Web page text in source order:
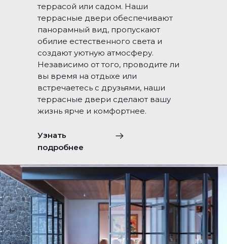
Узнать
подробнее
террасой или садом. Наши
террасные двери обеспечивают
панорамный вид, пропускают
обилие естественного света и
создают уютную атмосферу.
Независимо от того, проводите ли
вы время на отдыхе или
встречаетесь с друзьями, наши
террасные двери сделают вашу
жизнь ярче и комфортнее.